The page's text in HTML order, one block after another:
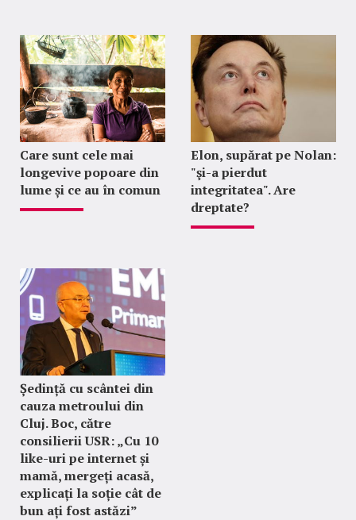
Care sunt cele mai
longevive popoare din
lume și ce au în comun
Elon, supărat pe Nolan:
"şi-a pierdut
integritatea". Are
dreptate?
Ședință cu scântei din
cauza metroului din
Cluj. Boc, către
consilierii USR: „Cu 10
like-uri pe internet și
mamă, mergeți acasă,
explicați la soție cât de
bun ați fost astăzi”